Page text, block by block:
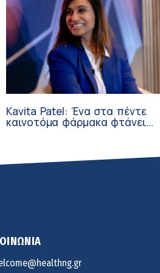
Kavita Patel: Ένα στα πέντε
καινοτόμα φάρμακα φτάνει